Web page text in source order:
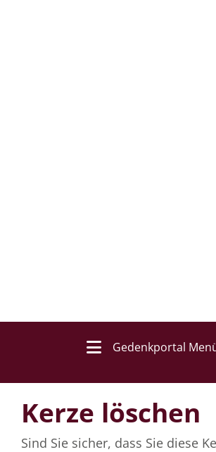
Gedenkportal
Kerze löschen
Sind Sie sicher, dass Sie diese